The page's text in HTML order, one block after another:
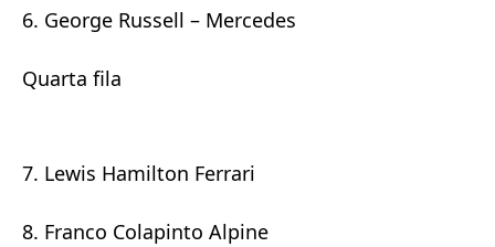
6. George Russell – Mercedes
Quarta fila
7. Lewis Hamilton Ferrari
8. Franco Colapinto Alpine